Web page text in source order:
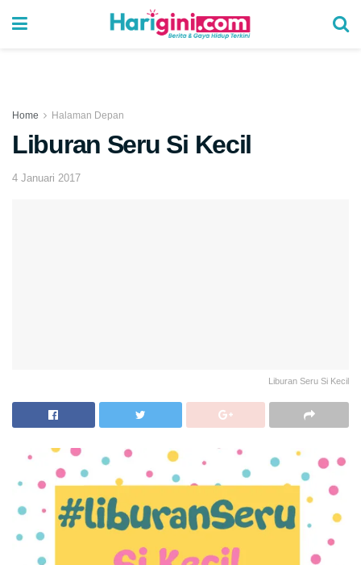
Home Halaman Depan
Liburan Seru Si Kecil
4 Januari 2017
Liburan Seru Si Kecil